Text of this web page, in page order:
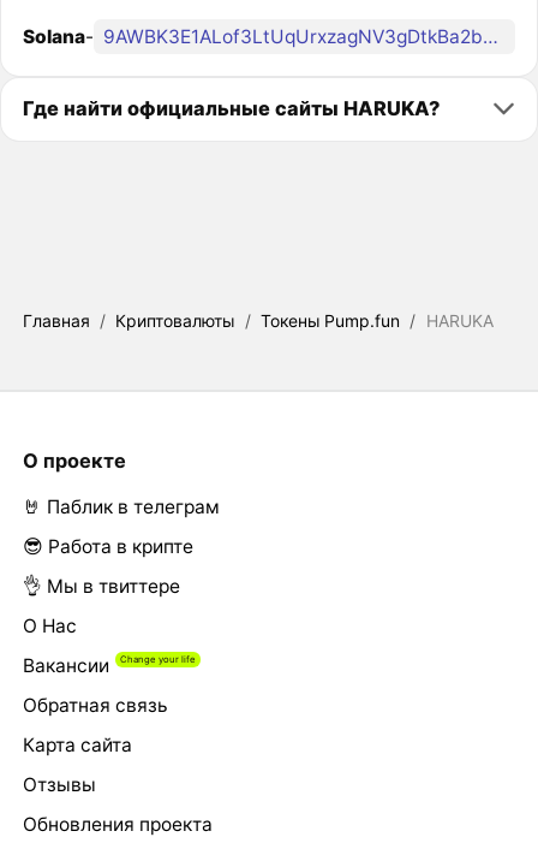
Solana- 9AWBK3E1ALof3LtUqUrxzagNV3gDtkBa2bGvv4mepump
Где найти официальные сайты HARUKA?
Главная / Криптовалюты / Токены Pump.fun / HARUKA
О проекте
🤘 Паблик в телеграм
😎 Работа в крипте
👌 Мы в твиттере
О Нас
Вакансии
Обратная связь
Карта сайта
Отзывы
Обновления проекта